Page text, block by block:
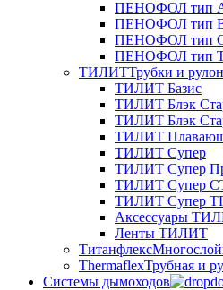
ПЕНОФОЛ тип
ПЕНОФОЛ тип
ПЕНОФОЛ тип
ПЕНОФОЛ тип
ТИЛИТТрубки и
ТИЛИТ Базис
ТИЛИТ Блэк
ТИЛИТ Блэк
ТИЛИТ
ТИЛИТ Супер
ТИЛИТ Супер
ТИЛИТ Супер
ТИЛИТ Супер
Аксессуары
Ленты ТИЛИТ
Титанфлекс
ThermaflexТрубная и
Cистемы дымоходов